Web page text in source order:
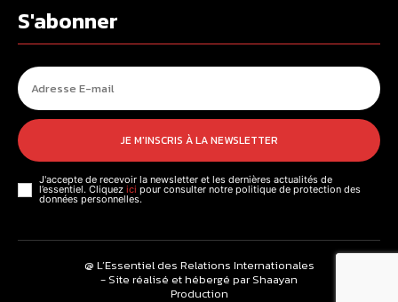
4,00 €
S'abonner
JE M'INSCRIS À LA NEWSLETTER
J'accepte de recevoir la newsletter et les dernières actualités de
l’essentiel. Cliquez ici pour consulter notre politique de protection des
données personnelles.
@ L’Essentiel des Relations Internationales
- Site réalisé et hébergé par Shaayan
Production